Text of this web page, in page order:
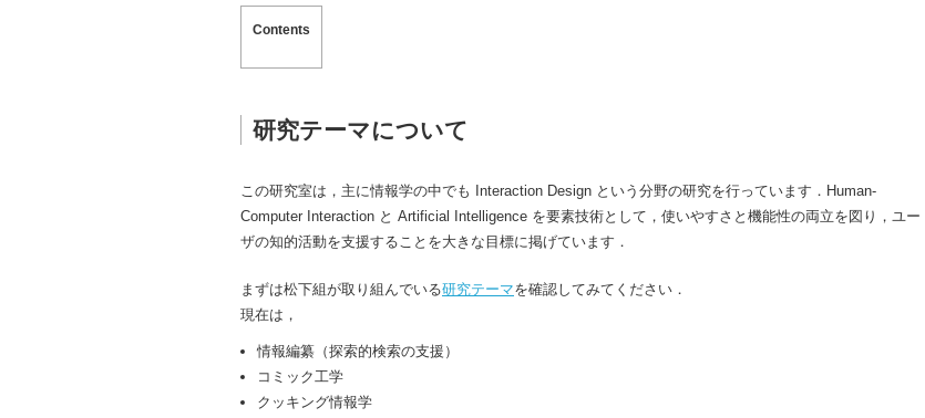
Contents
研究テーマについて
この研究室は，主に情報学の中でも Interaction Design という分野の研究を行っています．Human-
Computer Interaction と Artificial Intelligence を要素技術として，使いやすさと機能性の両立を図り，ユー
ザの知的活動を支援することを大きな目標に掲げています．
まずは松下組が取り組んでいる研究テーマを確認してみてください．
現在は，
情報編纂（探索的検索の支援）
コミック工学
クッキング情報学